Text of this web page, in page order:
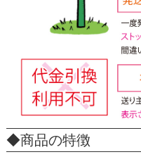
◆商品の特徴